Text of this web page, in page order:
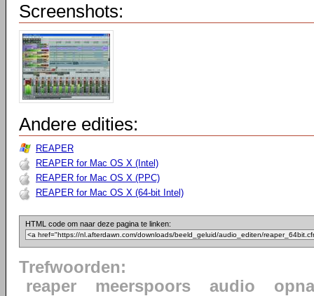
Screenshots:
Andere edities:
REAPER
REAPER for Mac OS X (Intel)
REAPER for Mac OS X (PPC)
REAPER for Mac OS X (64-bit Intel)
HTML code om naar deze pagina te linken:
Trefwoorden:
reaper
meerspoors audio